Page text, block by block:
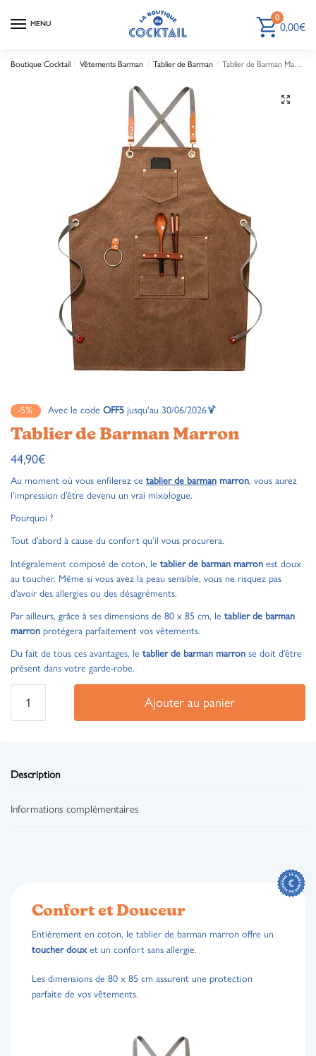
MENU
0
0,00€
Boutique Cocktail / Vêtements Barman / Tablier de Barman / Tablier de Barman Marron
🔍
-5% Avec le code OFF5 jusqu'au 30/06/2026🍹
Tablier de Barman Marron
44,90€
Au moment où vous enfilerez ce tablier de barman marron, vous aurez
l’impression d’être devenu un vrai mixologue.
Pourquoi ?
Tout d’abord à cause du confort qu’il vous procurera.
Intégralement composé de coton, le tablier de barman marron est doux
au toucher. Même si vous avez la peau sensible, vous ne risquez pas
d’avoir des allergies ou des désagréments.
Par ailleurs, grâce à ses dimensions de 80 x 85 cm, le tablier de barman
marron protégera parfaitement vos vêtements.
Du fait de tous ces avantages, le tablier de barman marron se doit d’être
présent dans votre garde-robe.
Ajouter au panier
Description
Informations complémentaires
Confort et Douceur
Entièrement en coton, le tablier de barman marron offre un
toucher douxet un confort sans allergie.
Les dimensions de 80 x 85 cm assurent une protection
parfaite de vos vêtements.